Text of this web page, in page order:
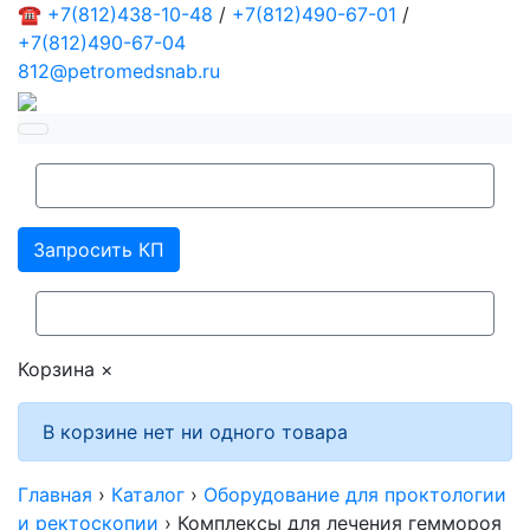
☎ +7(812)438-10-48 / +7(812)490-67-01 /
+7(812)490-67-04
812@petromedsnab.ru
Запросить КП
Корзина ×
В корзине нет ни одного товара
Главная › Каталог › Оборудование для проктологии
и ректоскопии › Комплексы для лечения геммороя